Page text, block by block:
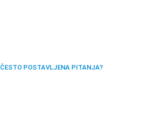
ČESTO POSTAVLJENA PITANJA?